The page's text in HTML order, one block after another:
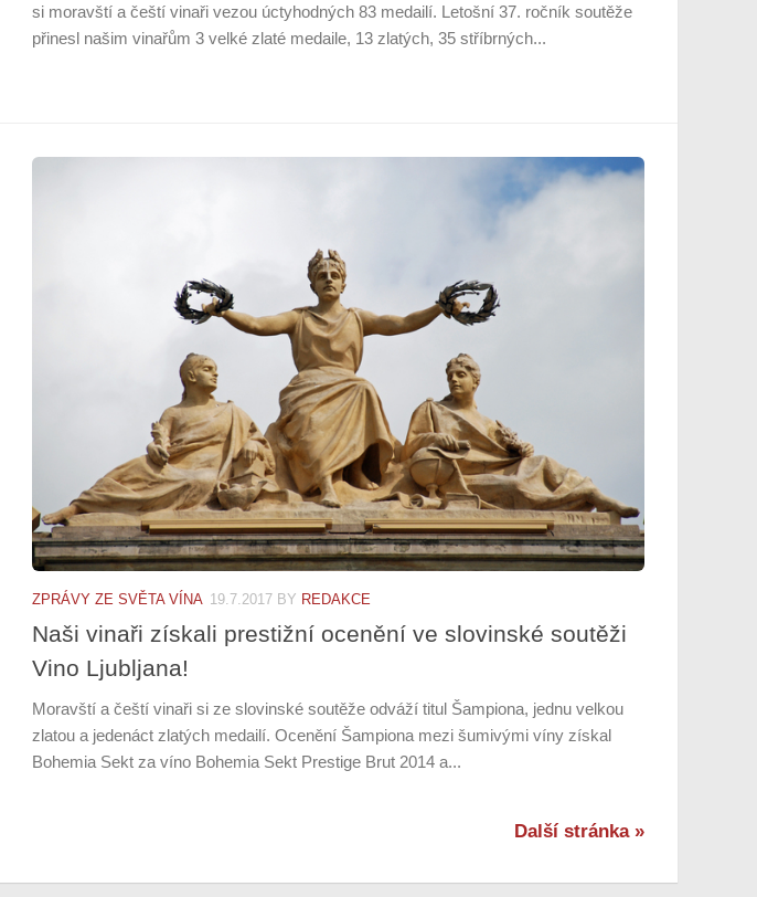
si moravští a čeští vinaři vezou úctyhodných 83 medailí. Letošní 37. ročník soutěže
přinesl našim vinařům 3 velké zlaté medaile, 13 zlatých, 35 stříbrných...
ZPRÁVY ZE SVĚTA VÍNA 19.7.2017 BY REDAKCE
Naši vinaři získali prestižní ocenění ve slovinské soutěži
Vino Ljubljana!
Moravští a čeští vinaři si ze slovinské soutěže odváží titul Šampiona, jednu velkou
zlatou a jedenáct zlatých medailí. Ocenění Šampiona mezi šumivými víny získal
Bohemia Sekt za víno Bohemia Sekt Prestige Brut 2014 a...
Další stránka »